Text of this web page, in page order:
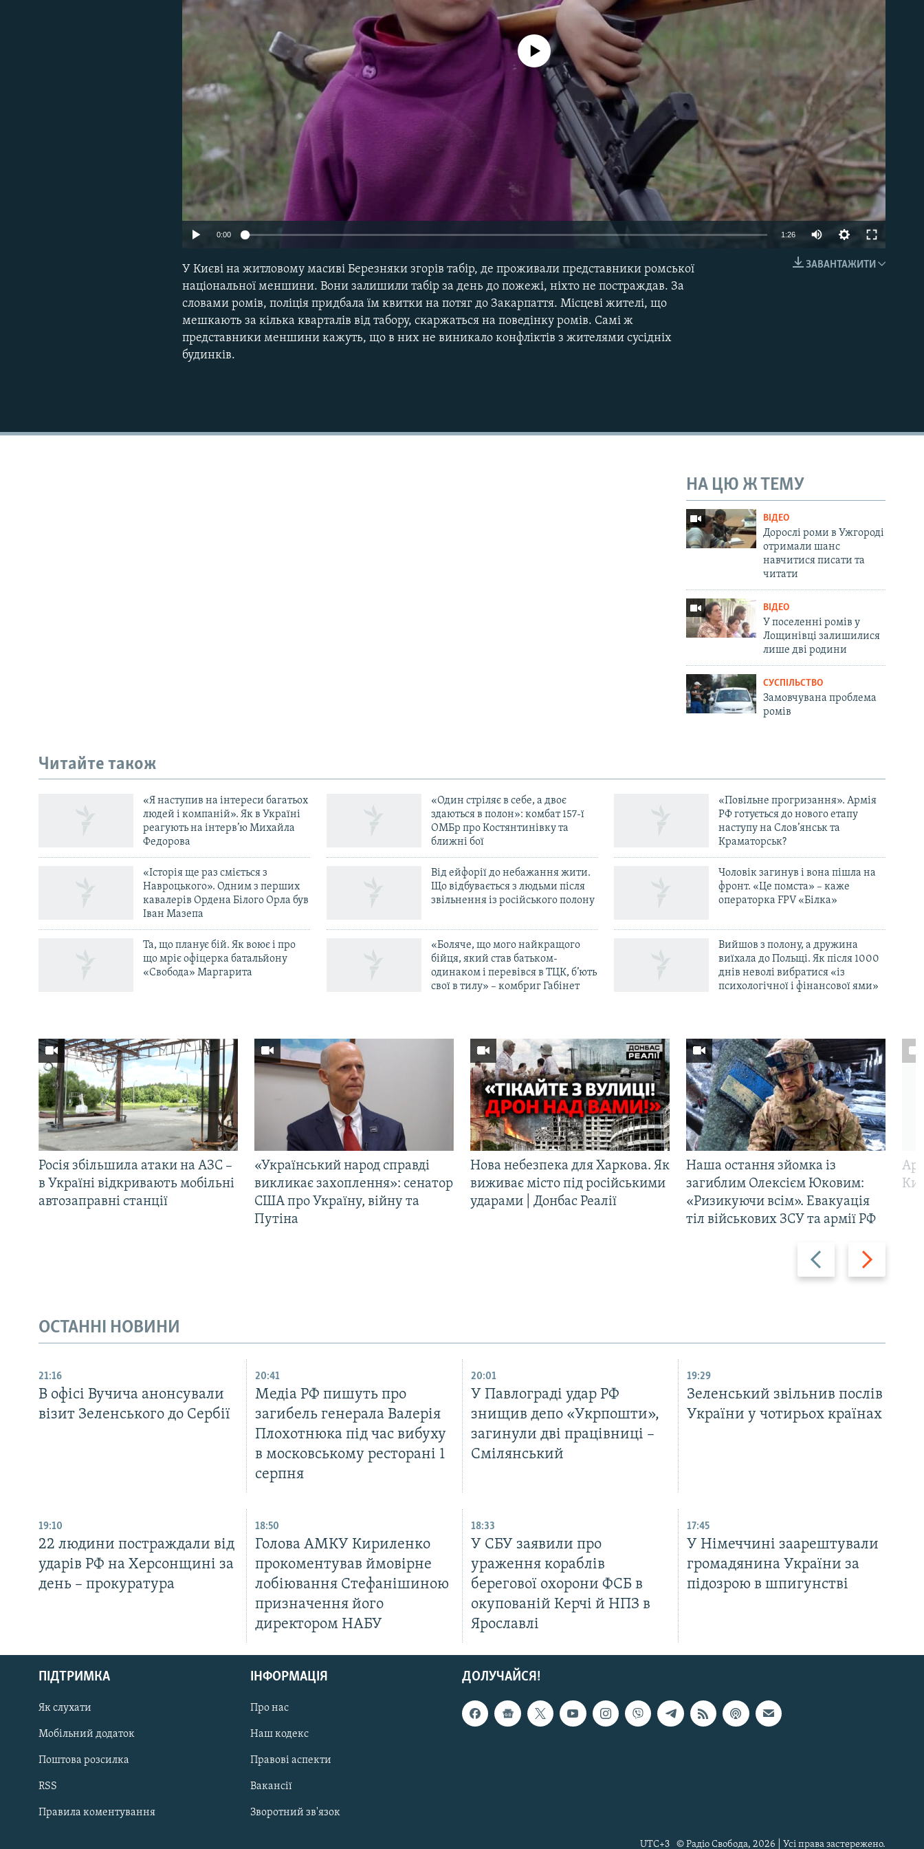
РУС
ДОЛУЧАЙСЯ!
No media source currently available
0:00 1:26
ЗАВАНТАЖИТИ
У Києві на житловому масиві Березняки згорів табір, де проживали представники ромської
національної меншини. Вони залишили табір за день до пожежі, ніхто не постраждав. За
словами ромів, поліція придбала їм квитки на потяг до Закарпаття. Місцеві жителі, що
мешкають за кілька кварталів від табору, скаржаться на поведінку ромів. Самі ж
представники меншини кажуть, що в них не виникало конфліктів з жителями сусідніх
будинків.
НА ЦЮ Ж ТЕМУ
ВІДЕО
Дорослі роми в Ужгороді
отримали шанс
навчитися писати та
читати
ВІДЕО
У поселенні ромів у
Лощинівці залишилися
лише дві родини
СУСПІЛЬСТВО
Замовчувана проблема
ромів
Читайте також
«Я наступив на інтереси багатьох
людей і компаній». Як в Україні
реагують на інтерв’ю Михайла
Федорова
«Один стріляє в себе, а двоє
здаються в полон»: комбат 157-ї
ОМБр про Костянтинівку та
ближні бої
«Повільне прогризання». Армія
РФ готується до нового етапу
наступу на Слов’янськ та
Краматорськ?
«Історія ще раз сміється з
Навроцького». Одним з перших
кавалерів Ордена Білого Орла був
Іван Мазепа
Від ейфорії до небажання жити.
Що відбувається з людьми після
звільнення із російського полону
Чоловік загинув і вона пішла на
фронт. «Це помста» – каже
операторка FPV «Білка»
Та, що планує бій. Як воює і про
що мріє офіцерка батальйону
«Свобода» Маргарита
«Боляче, що мого найкращого
бійця, який став батьком-
одинаком і перевівся в ТЦК, б’ють
свої в тилу» – комбриг Габінет
Вийшов з полону, а дружина
виїхала до Польщі. Як після 1000
днів неволі вибратися «із
психологічної і фінансової ями»
Назад Вперед
Росія збільшила атаки на АЗС –
в Україні відкривають мобільні
автозаправні станції
«Український народ справді
викликає захоплення»: сенатор
США про Україну, війну та
Путіна
Нова небезпека для Харкова. Як
виживає місто під російськими
ударами | Донбас Реалії
Наша остання зйомка із
загиблим Олексієм Юковим:
«Ризикуючи всім». Евакуація
тіл військових ЗСУ та армії РФ
ОСТАННІ НОВИНИ
21:16
В офісі Вучича анонсували
візит Зеленського до Сербії
20:41
Медіа РФ пишуть про
загибель генерала Валерія
Плохотнюка під час вибуху
в московському ресторані 1
серпня
20:01
У Павлограді удар РФ
знищив депо «Укрпошти»,
загинули дві працівниці –
Смілянський
19:29
Зеленський звільнив послів
України у чотирьох країнах
19:10
22 людини постраждали від
ударів РФ на Херсонщині за
день – прокуратура
18:50
Голова АМКУ Кириленко
прокоментував ймовірне
лобіювання Стефанішиною
призначення його
директором НАБУ
18:33
У СБУ заявили про
ураження кораблів
берегової охорони ФСБ в
окупованій Керчі й НПЗ в
Ярославлі
17:45
У Німеччині заарештували
громадянина України за
підозрою в шпигунстві
ДОЛУЧАЙСЯ!
ПІДТРИМКА
Як слухати
Мобільний додаток
Поштова розсилка
RSS
Правила коментування
ІНФОРМАЦІЯ
Про нас
Наш кодекс
Правові аспекти
Вакансії
Зворотний зв'язок
© Радіо Свобода, 2026 | Усі права застережено.
UTC+3